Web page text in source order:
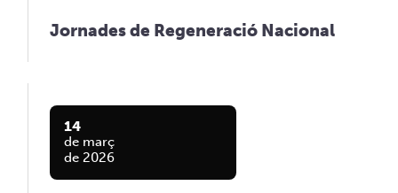
Jornades de Regeneració Nacional
14
de març
de 2026